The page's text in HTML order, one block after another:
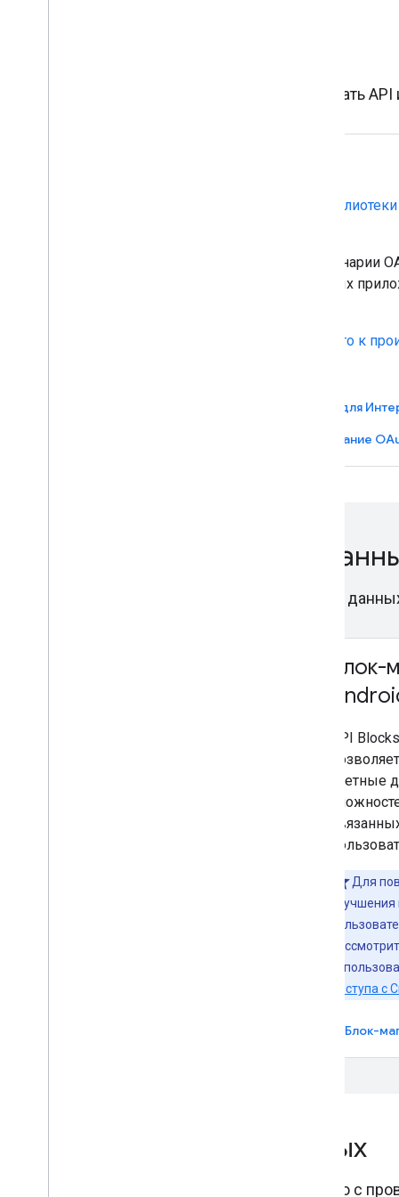
Разрешите своему приложению использовать
клиентские библиотеки
Google поддерживает распространенные сценарии
веб-сервера, клиентской части, установленных
и подготовьте его к
Авторизация для
Использование
Управление учетными
Безопасное хранение и получение учетных
Блок-
API
учетные
Для
доступа с
Блок-
Проверка учетных данных
Включите многофакторную аутентификацию с